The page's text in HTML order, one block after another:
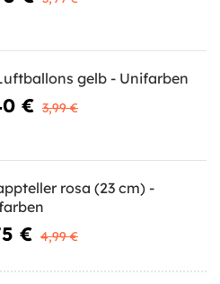
gelb - Unifarben
€ 3,99 €
rosa (23 cm) -
€ 4,99 €